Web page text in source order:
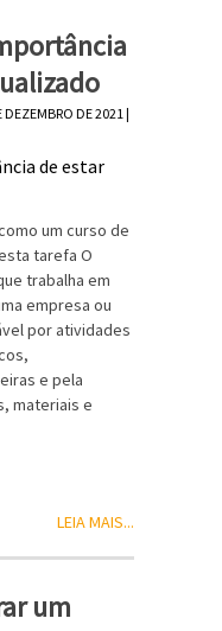
DEZEMBRO DE 2021 |
um curso de
tarefa O
trabalha em
empresa ou
por atividades
e pela
materiais e
LEIA MAIS...
um